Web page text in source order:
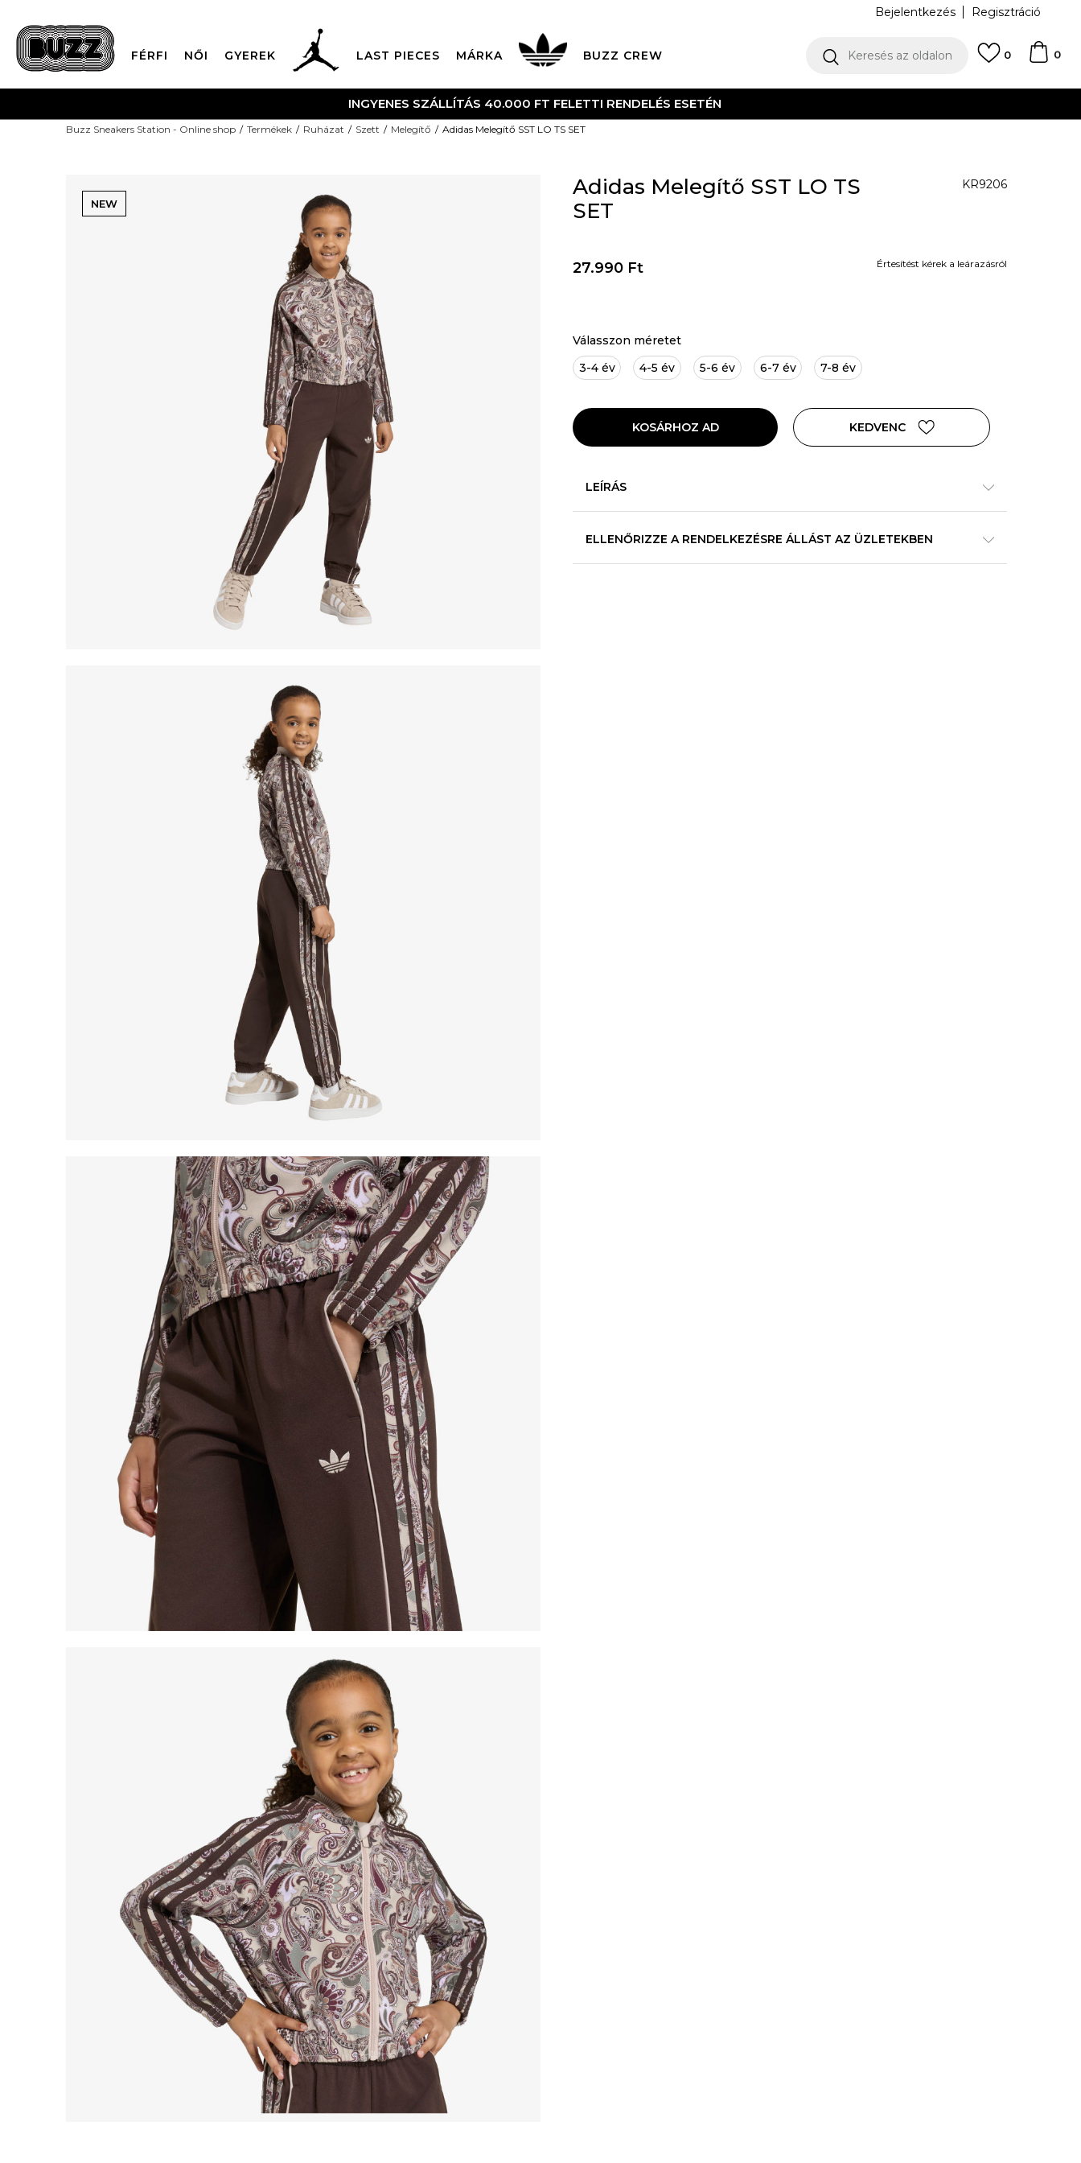
Bejelentkezés Regisztráció
FÉRFI NŐI GYEREK LAST PIECES MÁRKA BUZZ CREW Keresés az oldalon 0
0
INGYENES SZÁLLÍTÁS 40.000 FT FELETTI RENDELÉS ESETÉN
Buzz Sneakers Station - Online shop Termékek Ruházat Szett Melegítő Adidas Melegítő SST LO TS SET
NEW
Adidas Melegítő SST LO TS
SET
KR9206
27.990 Ft Értesítést kérek a leárazásról
Válasszon méretet
3-4 év
4-5 év 5-6 év 6-7 év 7-8 év
KOSÁRHOZ AD KEDVENC
LEÍRÁS
ELLENŐRIZZE A RENDELKEZÉSRE ÁLLÁST AZ ÜZLETEKBEN